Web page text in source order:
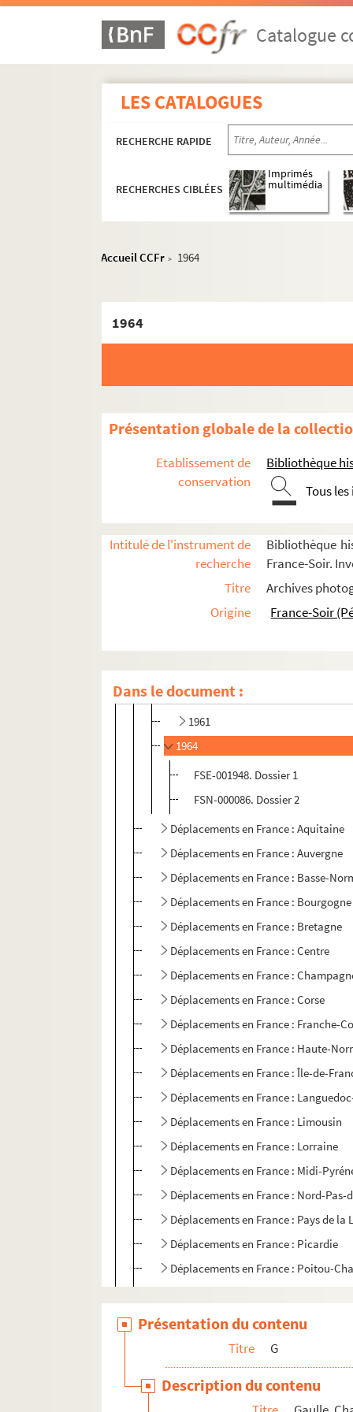
Catalogue
LES CATALOGUES
RECHERCHE RAPIDE
RECHERCHES CIBLÉES
Imprimés
multimédia
Accueil CCFr > 1964
1964
Présentation globale de la
Etablissement de
conservation
Bibliothèque
Tous
Intitulé de l'instrument de
recherche
Bibliothèque
France-Soir.
Titre
Archives
Origine
France-Soir
Dans le document :
A
C
E
G
Gaulle, Charles de
Portraits
Résidences
Véhicules
Vie politique : mandat présidentiel
Vie politique : son entourage
Réceptions, cérémonies et galas
Conférences de presse et discours
Manifestations diverses
Déplacements en France : Alsace
FSE-002273. 1947
FSE-001944. 1958
FSE-001945. 1959
FSE-001946. 1960
1961
1964
FSE-001948. Dossier 1
FSN-000086. Dossier 2
Déplacements en France : Aquitaine
Déplacements en France : Auvergne
Déplacements en France : Basse-
Déplacements en France : Bourgogne
Déplacements en France : Bretagne
Déplacements en France : Centre
Déplacements en France :
Déplacements en France : Corse
Déplacements en France : Franche-
Déplacements en France : Haute-
Déplacements en France : Île-de-
Déplacements en France :
Déplacements en France : Limousin
Déplacements en France : Lorraine
Déplacements en France : Midi-
Déplacements en France : Nord-Pas-
Déplacements en France : Pays de la
Déplacements en France : Picardie
Déplacements en France : Poitou-
Déplacements en France : Rhône-
Déplacements en France : Algérie
Déplacements en France :
Déplacements en France : Guyane
Présentation du contenu
Titre G
Description du contenu